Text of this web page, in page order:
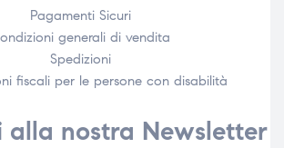
Pagamenti Sicuri
generali di vendita
Spedizioni
fiscali per le persone con disabilità​
alla nostra Newsletter